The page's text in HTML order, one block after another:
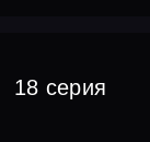
18 серия